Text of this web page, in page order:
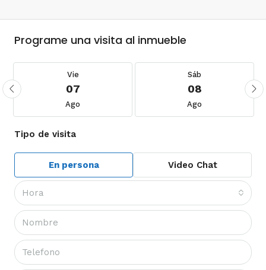
Programe una visita al inmueble
Vie
07
Ago
Sáb
08
Ago
Tipo de visita
En persona Video Chat
Hora